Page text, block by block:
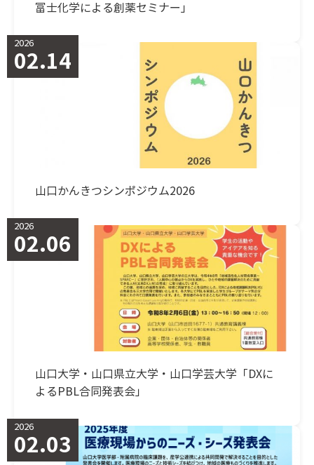
富士化学による創薬セミナー」
2026
02.14
山口かんきつシンポジウム2026
2026
02.06
山口大学・山口県立大学・山口学芸大学「DXに
よるPBL合同発表会」
2026
02.03